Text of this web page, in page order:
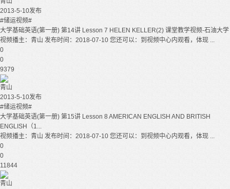
2013-5-10发布
#储运视频#
大学基础英语(第一册) 第14讲 Lesson 7 HELEN KELLER(2) 课堂教学视频-石油大学
视频播主：青山 发布时间：2018-07-10 您还可以：到视频中心内观看，体现 ...
0
0
9379
青山
2013-5-10发布
#储运视频#
大学基础英语(第一册) 第15讲 Lesson 8 AMERICAN ENGLISH AND BRITISH
ENGLISH（1...
视频播主：青山 发布时间：2018-07-10 您还可以：到视频中心内观看，体现 ...
0
0
11844
青山